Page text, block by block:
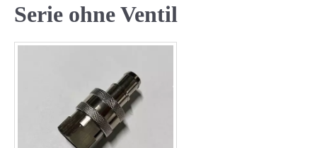
Serie ohne Ventil